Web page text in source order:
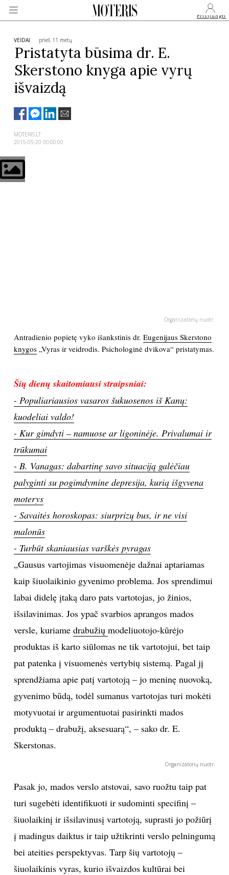
Prisijungti
VEIDAI
MADA
GROŽIS
POLITIKA
LAISVALAIKIS
KINAS
MUZIKA
TEATRAS
SPORTAS
FOTOGRAFIJA
MENAS
ORAI
ISTORIJA
KNYGOS
NAMAI
RECEPTAI
VAIKAI
NELAIMĖS
VEIDAI prieš 11 metų
Pristatyta būsima dr. E.
Skerstono knyga apie vyrų
išvaizdą
MOTERIS.LT
2015-05-20 00:00:00
Organizatorių nuotr.
Antradienio popietę vyko išankstinis dr. Eugenijaus Skerstono
knygos„Vyras ir veidrodis. Psichologinė dvikova“ pristatymas.
Šių dienų skaitomiausi straipsniai:
- Populiariausios vasaros šukuosenos iš Kanų:
kuodeliai valdo!
- Kur gimdyti – namuose ar ligoninėje. Privalumai ir
trūkumai
- B. Vanagas: dabartinę savo situaciją galėčiau
palyginti su pogimdymine depresija, kurią išgyvena
moterys
- Savaitės horoskopas: siurprizų bus, ir ne visi
malonūs
- Turbūt skaniausias varškės pyragas
„Gausus vartojimas visuomenėje dažnai aptariamas
kaip šiuolaikinio gyvenimo problema. Jos sprendimui
labai didelę įtaką daro pats vartotojas, jo žinios,
išsilavinimas. Jos ypač svarbios aprangos mados
versle, kuriame drabužių modeliuotojo-kūrėjo
produktas iš karto siūlomas ne tik vartotojui, bet taip
pat patenka į visuomenės vertybių sistemą. Pagal jį
sprendžiama apie patį vartotoją – jo meninę nuovoką,
gyvenimo būdą, todėl sumanus vartotojas turi mokėti
motyvuotai ir argumentuotai pasirinkti mados
produktą – drabužį, aksesuarą“, – sako dr. E.
Skerstonas.
Organizatorių nuotr.
Pasak jo, mados verslo atstovai, savo ruožtu taip pat
turi sugebėti identifikuoti ir sudominti specifinį –
šiuolaikinį ir išsilavinusį vartotoją, suprasti jo požiūrį
į madingus daiktus ir taip užtikrinti verslo pelningumą
bei ateities perspektyvas. Tarp šių vartotojų –
šiuolaikinis vyras, kurio išvaizdos kultūrai bei